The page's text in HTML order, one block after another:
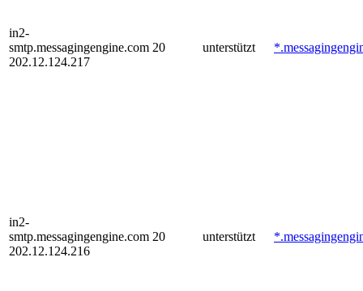
in2-
smtp.messagingengine.com
202.12.124.217
20 unterstützt
in2-
smtp.messagingengine.com
202.12.124.216
20 unterstützt